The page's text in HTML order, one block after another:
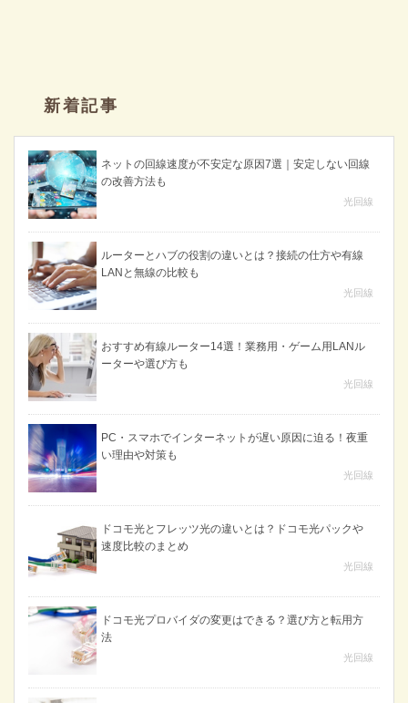
新着記事
ネットの回線速度が不安定な原因7選｜安定しない回線
の改善方法も
光回線
ルーターとハブの役割の違いとは？接続の仕方や有線
LANと無線の比較も
光回線
おすすめ有線ルーター14選！業務用・ゲーム用LANル
ーターや選び方も
光回線
PC・スマホでインターネットが遅い原因に迫る！夜重
い理由や対策も
光回線
ドコモ光とフレッツ光の違いとは？ドコモ光パックや
速度比較のまとめ
光回線
ドコモ光プロバイダの変更はできる？選び方と転用方
法
光回線